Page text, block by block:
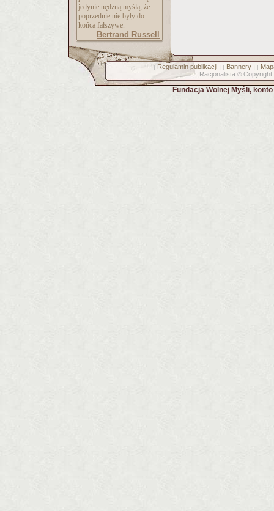
jedynie nędzną myślą, że
poprzednie nie były do
końca fałszywe.
Bertrand Russell
[ Regulamin publikacji] [ Bannery] [
Racjonalista © Copyright
Fundacja Wolnej Myśli,